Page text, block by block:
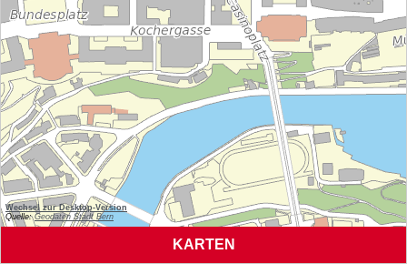
Wechsel zur Desktop-Version
Quelle:Geodaten Stadt Bern